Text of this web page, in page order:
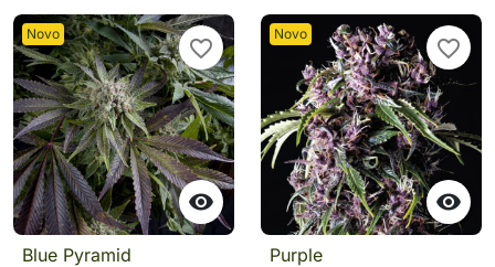
Novo

favorite_border
Blue Pyramid
Novo

favorite_border
Purple